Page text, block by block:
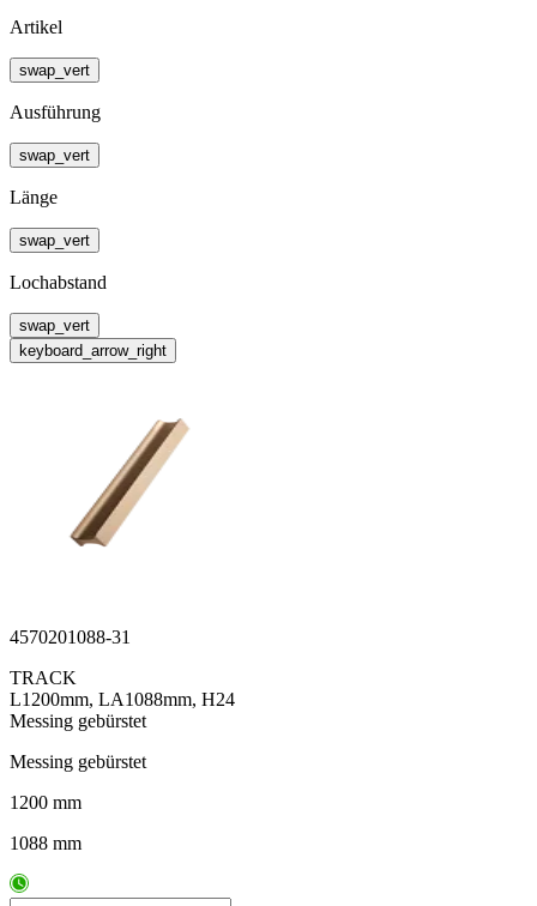
Artikel
swap_vert
Ausführung
swap_vert
Länge
swap_vert
Lochabstand
swap_vert
keyboard_arrow_right
4570201088-31
TRACK
L1200mm, LA1088mm, H24
Messing gebürstet
Messing gebürstet
1200 mm
1088 mm